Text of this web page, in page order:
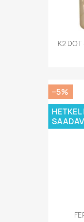
K2 DOT
−5%